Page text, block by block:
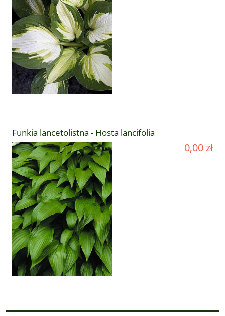
Funkia lancetolistna - Hosta lancifolia
0,00 zł